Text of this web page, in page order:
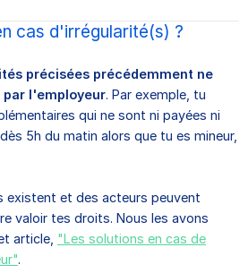
cas d'irrégularité(s) ?
précisées précédemment ne
par l'employeur. Par exemple, tu
qui ne sont ni payées ni
5h du matin alors que tu es mineur,
existent et des acteurs peuvent
valoir tes droits. Nous les avons
article, "Les solutions en cas de
.